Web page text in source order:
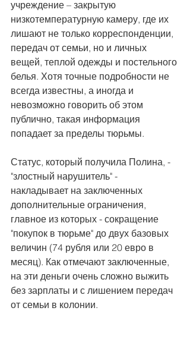
учреждение – закрытую
низкотемпературную камеру, где их
лишают не только корреспонденции,
передач от семьи, но и личных
вещей, теплой одежды и постельного
белья. Хотя точные подробности не
всегда известны, а иногда и
невозможно говорить об этом
публично, такая информация
попадает за пределы тюрьмы.
Статус, который получила Полина, -
"злостный нарушитель" -
накладывает на заключенных
дополнительные ограничения,
главное из которых - сокращение
"покупок в тюрьме" до двух базовых
величин (74 рубля или 20 евро в
месяц). Как отмечают заключенные,
на эти деньги очень сложно выжить
без зарплаты и с лишением передач
от семьи в колонии.